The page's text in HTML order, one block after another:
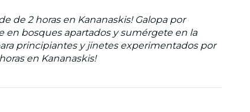
de 2 horas en Kananaskis! Galopa por
en bosques apartados y sumérgete en la
principiantes y jinetes experimentados por
en Kananaskis!